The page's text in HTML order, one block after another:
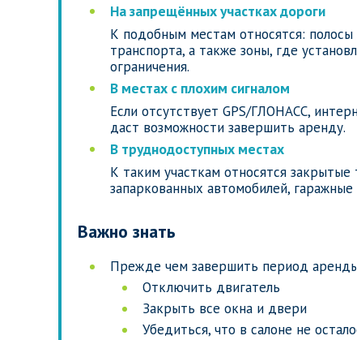
На запрещённых участках дороги
К подобным местам относятся:
транспорта, а также зоны, где
ограничения.
В местах с плохим сигналом
Если отсутствует GPS/ГЛОНАСС,
даст возможности завершить аренду.
В труднодоступных местах
К таким участкам относятся
запаркованных автомобилей,
Важно знать
Прежде чем завершить период
Отключить двигатель
Закрыть все окна и двери
Убедиться, что в салоне не